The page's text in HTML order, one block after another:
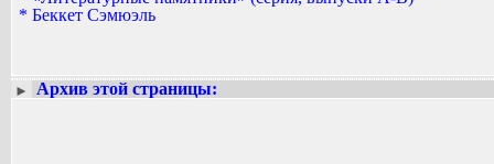
* Беккет Сэмюэль
► Архив этой страницы: